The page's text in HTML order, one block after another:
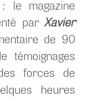
le magazine
par Xavier
de 90
témoignages
forces de
heures